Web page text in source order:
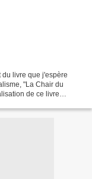
du livre que j'espère
"La Chair du
de ce livre